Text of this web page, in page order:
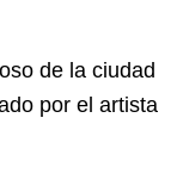
de la ciudad
por el artista